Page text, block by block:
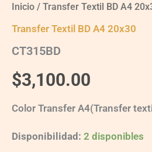
Inicio / Transfer Textil BD A4
Transfer Textil BD A4 20x30
CT315BD
$3,100.00
Color Transfer A4(Transfer
Disponibilidad: 2 disponibles